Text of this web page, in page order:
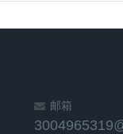
邮箱